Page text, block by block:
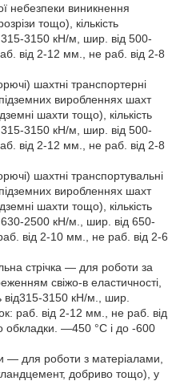
небезпеки виникнення
тощо), кількість
315-3150 кН/м, шир. від 500-
від 2-12 мм., не раб. від 2-8
шахтні транспортерні
виробленнях шахт
шахти тощо), кількість
315-3150 кН/м, шир. від 500-
від 2-12 мм., не раб. від 2-8
шахтні транспортувальні
виробленнях шахт
шахти тощо), кількість
630-2500 кН/м., шир. від 650-
від 2-10 мм., не раб. від 2-6
стрічка — для роботи за
свіжо-в еластичності,
від315-3150 кН/м., шир.
раб. від 2-12 мм., не раб. від
обкладки. —450 °C і до -600
— для роботи з матеріалами,
добриво тощо), у